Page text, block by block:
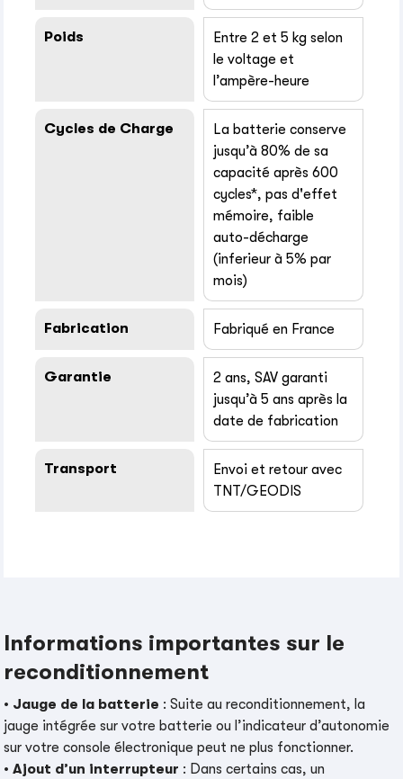
Poids
Entre 2 et 5 kg selon
le voltage et
l’ampère-heure
Cycles de Charge
La batterie conserve
jusqu’à 80% de sa
capacité après 600
cycles*, pas d'effet
mémoire, faible
auto-décharge
(inferieur à 5% par
mois)
Fabrication Fabriqué en France
Garantie
2 ans, SAV garanti
jusqu’à 5 ans après la
date de fabrication
Transport
Envoi et retour avec
TNT/GEODIS
Informations importantes sur le
reconditionnement
• Jauge de la batterie : Suite au reconditionnement, la
jauge intégrée sur votre batterie ou l’indicateur d’autonomie
sur votre console électronique peut ne plus fonctionner.
•Ajout d’un interrupteur : Dans certains cas, un